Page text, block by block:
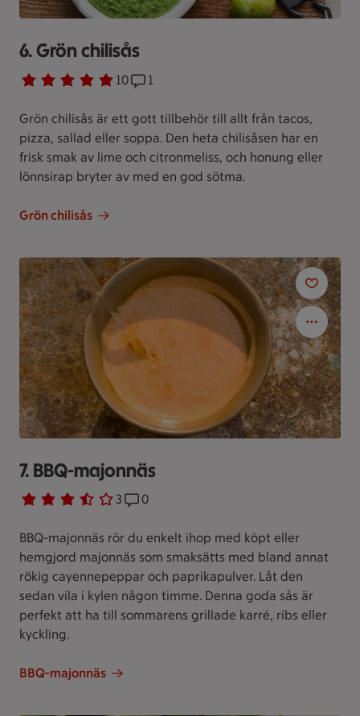
6. Grön chilisås
Betyg 4.9 av 5. 10
10 personer har röstatReceptet har 1 kommentarer
1
Grön chilisås är ett gott tillbehör till allt från tacos,
pizza, sallad eller soppa. Den heta chilisåsen har en
frisk smak av lime och citronmeliss, och honung eller
lönnsirap bryter av med en god sötma.
Grön chilisås
7. BBQ-majonnäs
Betyg 3.7 av 5. 3
3 personer har röstatReceptet har 0 kommentarer
0
BBQ-majonnäs rör du enkelt ihop med köpt eller
hemgjord majonnäs som smaksätts med bland annat
rökig cayennepeppar och paprikapulver. Låt den
sedan vila i kylen någon timme. Denna goda sås är
perfekt att ha till sommarens grillade karré, ribs eller
kyckling.
BBQ-majonnäs